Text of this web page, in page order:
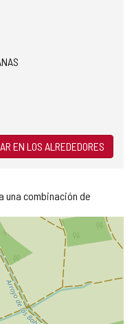
EN LOS ALREDEDORES
una combinación de